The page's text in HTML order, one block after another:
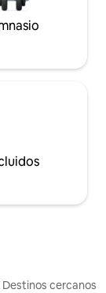
Destinos cercanos